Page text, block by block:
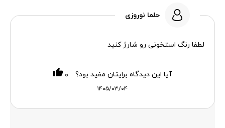
حلما نوروزی
لطفا رنگ استخونی رو شارژ کنید
۱۴۰۵/۰۳/۰۴
آیا این دیدگاه برایتان مفید بود؟ ۰